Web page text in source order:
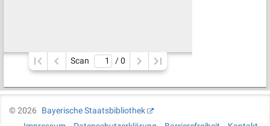
Scan / 0
©2026
Bayerische Staatsbibliothek